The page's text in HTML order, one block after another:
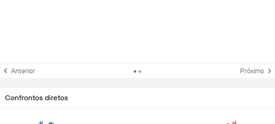
Anterior Próximo
Confrontos diretos